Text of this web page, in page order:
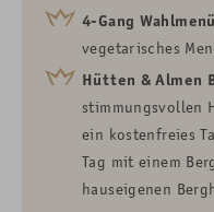
4-Gang
vegetarisches
Hütten & Almen
stimmungsvollen
ein kostenfreies
Tag mit einem
hauseigenen